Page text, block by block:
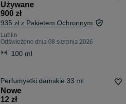
Używane
900 zł
935 zł z Pakietem Ochronnym
Lublin
Odświeżono dnia 08 sierpnia 2026
100 ml
Perfumyetki damskie 33 ml
Nowe
12 zł